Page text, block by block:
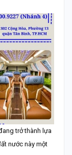
trở thành lựa
nước này một